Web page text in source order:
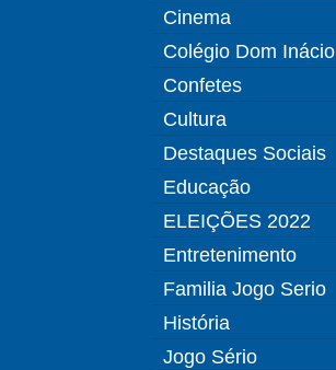
Cinema
Colégio Dom Inácio
Confetes
Cultura
Destaques Sociais
Educação
ELEIÇÕES 2022
Entretenimento
Familia Jogo Serio
História
Jogo Sério